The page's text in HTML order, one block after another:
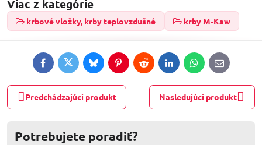
Viac z kategórie
krbové vložky, krby teplovzdušné krby M-Kaw
FacebookTwitterBlueskyPinterestRedditLinkedInWhatsApp
E-
mail
Predchádzajúci produkt Nasledujúci produkt
Potrebujete poradiť?